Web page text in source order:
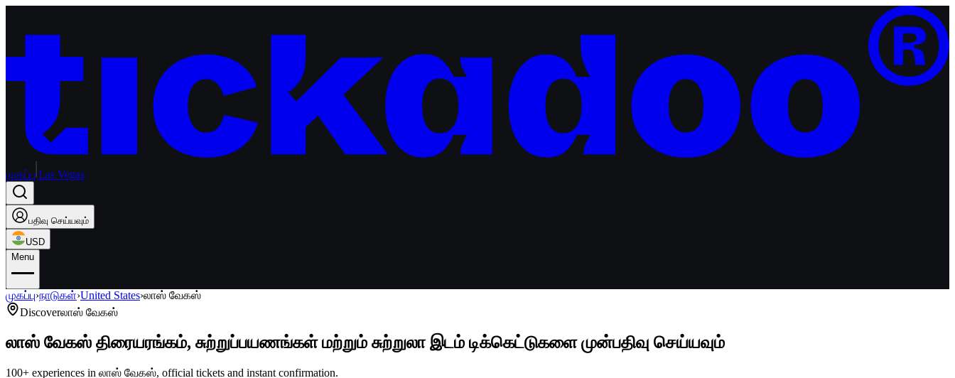
முகப்பு Las Vegas
பதிவு செய்யவும்
USD
Menu
முகப்பு›நாடுகள்›United States›லாஸ் வேகஸ்
Discoverலாஸ் வேகஸ்
லாஸ் வேகஸ் திரையரங்கம், சுற்றுப்பயணங்கள் மற்றும் சுற்றுலா இடம் டிக்கெட்டுகளை முன்பதிவு செய்யவும்
100+ experiences in லாஸ் வேகஸ், official tickets and instant confirmation.